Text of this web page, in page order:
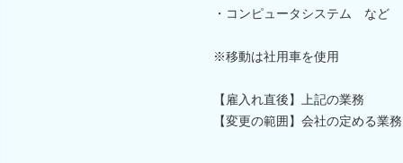
・コンピュータシステム など
※移動は社用車を使用
【雇入れ直後】上記の業務
【変更の範囲】会社の定める業務